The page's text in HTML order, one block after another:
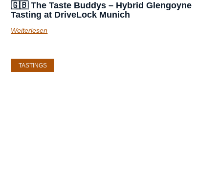
🇬🇧 The Taste Buddys – Hybrid Glengoyne
Tasting at DriveLock Munich
Weiterlesen
TASTINGS